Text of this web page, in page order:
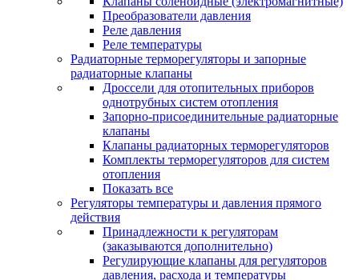
Преобразователи давления
Реле давления
Реле температуры
Радиаторные терморегуляторы и запорные
радиаторные клапаны
Дроссели для отопительных приборов
однотрубных систем отопления
Запорно-присоединительные радиаторные
клапаны
Клапаны радиаторных терморегуляторов
Комплекты терморегуляторов для систем
отопления
Показать все
Регуляторы температуры и давления прямого
действия
Принадлежности к регуляторам
(заказываются дополнительно)
Регулирующие клапаны для регуляторов
давления, расхода и температуры